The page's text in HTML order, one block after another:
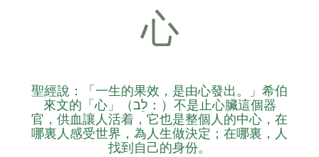
心
聖經說：「一生的果效，是由心發出。」希伯
來文的「心」（לֵב：）不是止心臟這個器
官，供血讓人活着，它也是整個人的中心，在
哪裏人感受世界，為人生做決定；在哪裏，人
找到自己的身份。